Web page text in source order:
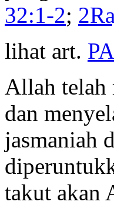
32:1-2;
lihat art.
Allah telah
dan
jasmaniah
takut akan